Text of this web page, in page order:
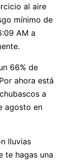
al aire
mínimo de
AM a
66% de
ahora está
a
agosto en
lluvias
te hagas una